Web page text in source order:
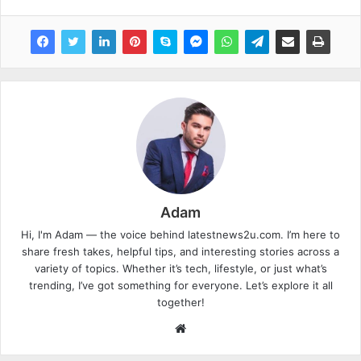
Adam
Hi, I'm Adam — the voice behind latestnews2u.com. I’m here to
share fresh takes, helpful tips, and interesting stories across a
variety of topics. Whether it’s tech, lifestyle, or just what’s
trending, I’ve got something for everyone. Let’s explore it all
together!